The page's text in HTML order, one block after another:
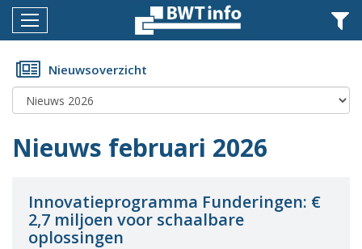
Menu
Home
Nieuws
Documenten
Dossiers
Fotoalbums
Nieuwsoverzicht
Nieuws februari 2026
Innovatieprogramma Funderingen: €
2,7 miljoen voor schaalbare
oplossingen